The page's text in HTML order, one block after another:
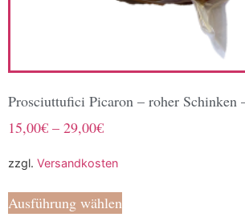
Prosciuttufici Picaron – roher Schinken
15,00€ – 29,00€
zzgl. Versandkosten
Ausführung wählen